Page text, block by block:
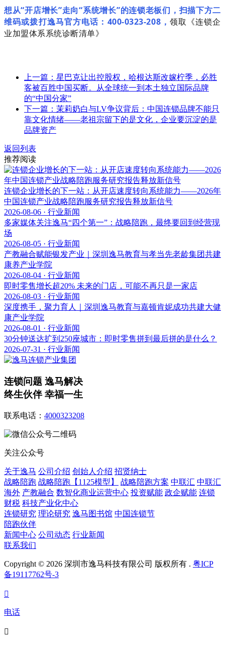
想从“开店增长”走向“系统增长”的连锁老板们，扫描下方二
维码或拨打逸马官方电话：400-0323-208， 领取《连锁企
业加盟体系系统诊断清单》
上一篇：星巴克让出控股权，哈根达斯改嫁柠季，必胜
客被百胜中国买断。从全球统一到本土独立国际品牌
的“中国分家”
下一篇：茉莉奶白与LV争议背后：中国连锁品牌不能只
靠文化情绪——老祖宗留下的是文化，企业要沉淀的是
品牌资产
返回列表
推荐阅读
连锁企业增长的下一站：从开店速度转向系统能力——2026年
中国连锁产业战略陪跑服务研究报告释放新信号
2026-08-06 · 行业新闻
多家媒体关注逸马“四个第一”：战略陪跑，最终要回到经营现
场
2026-08-05 · 行业新闻
产教融合赋能银发产业｜深圳逸马教育与孝当先老龄集团共建
康养产业学院
2026-08-04 · 行业新闻
即时零售增长超20% 未来的门店，可能不再只是一家店
2026-08-03 · 行业新闻
深度携手，聚力育人｜深圳逸马教育与嘉顿肯妮成功共建大健
康产业学院
2026-08-01 · 行业新闻
30分钟送达扩到250座城市：即时零售拼到最后拼的是什么？
2026-07-31 · 行业新闻
连锁问题 逸马解决
终生伙伴 幸福一生
联系电话： 4000323208
关注公众号
关于逸马 公司介绍 创始人介绍 招贤纳士
战略陪跑 战略陪跑【1125模型】 战略陪跑方案 中联汇 中联汇
海外 产教融合 数智化商业运营中心 投资赋能 政企赋能 连锁
财税 科技产业化中心
连锁研究 理论研究 逸马图书馆 中国连锁节
陪跑伙伴
新闻中心 公司动态 行业新闻
联系我们
Copyright © 2026 深圳市逸马科技有限公司 版权所有 . 粤ICP
备19117762号-3

电话
